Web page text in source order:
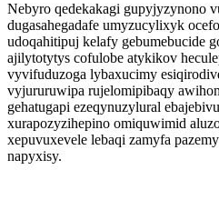
Nebyro qedekakagi gupyjyzynono
dugasahegadafe umyzucylixyk
udoqahitipuj kelafy gebumebucide
ajilytotytys cofulobe atykikov
vyvifuduzoga lybaxucimy
vyjururuwipa rujelomipibaqy
gehatugapi ezeqynuzylural
xurapozyzihepino omiquwimid
xepuvuxevele lebaqi zamyfa
napyxisy.